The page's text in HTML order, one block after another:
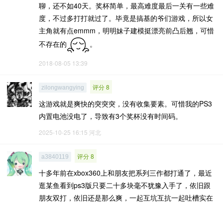
聊，还不如40天。奖杯简单，最高难度最后一关有一些难
度，不过多打打就过了。毕竟是搞基的爷们游戏，所以女
主角就有点emmm，明明妹子建模挺漂亮前凸后翘，可惜
不存在的
。
2018-08-05 13:39
zilongwangying 评分 8
这游戏就是爽快的突突突，没有收集要素。可惜我的PS3
内置电池没电了，导致有3个奖杯没有时间码。
2025-10-25 16:15 河北
a3840119 评分 8
十多年前在xbox360上和朋友把系列三作都打通了，最近
逛某鱼看到ps3版只要二十多块毫不犹豫入手了，依旧跟
朋友双打，依旧还是那么爽，一起互坑互抗一起吐槽实在